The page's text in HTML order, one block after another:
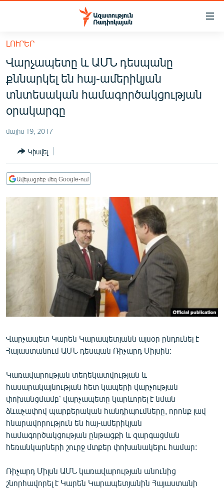
Մատչելիության
հիմնական
բովանդակությանը
Անցնել
հիմնական
մենյուին
Որոնում
ՀԱՅԱՍՏԱՆ
ՔԱՂԱՔԱԿԱՆ
ԸՆՏՐՈՒԹՅՈՒՆՆԵՐ 2026
ՏՆՏԵՍՈՒԹՅՈՒՆ
ՂԱՐԱԲԱՂ
ՊԱՏԵՐԱԶՄԻ 6 ՇԱԲԱԹՆԵՐԸ
ՏԱՐԱԾԱՇՐՋԱՆ
ՄԻՋԱԶԳԱՅԻՆ
ՄՇԱԿՈՒՅԹ
ՄԵԿՆԱԲԱՆՈՒԹՅՈՒՆ
ՏՏ ԵՒ ԻՆՏԵՐՆԵՏ
ԱՐԽԻՎ
ԲԱՆԱՎԵՃ
ՁԳՏԵԼՈՎ ԼԱՎԱԳՈՒՅՆԻՆ
ՓՈԴՔԱՍԹ
Հայերեն
Русский
ԼՈՒՐԵՐ
Վարչապետը և ԱՄՆ դեսպանը
քննարկել են հայ-ամերիկյան
տնտեսական համագործակցության
օրակարգը
մայիս 19, 2017
Կիսվել
Ավելացրեք մեզ Google-ում
Վարչապետ Կարեն Կարապետյանն այսօր ընդունել է
Հայաստանում ԱՄՆ դեսպան Ռիչարդ Միլսին:
Կառավարության տեղեկատվության և
հասարակայնության հետ կապերի վարչության
փոխանցմամբ՝ վարչապետը կարևորել է նման
ձևաչափով պարբերական հանդիպումները, որոնք լավ
հնարավորություն են հայ-ամերիկյան
համագործակցության ընթացքի և զարգացման
հեռանկարների շուրջ մտքեր փոխանակելու համար:
Ռիչարդ Միլսն ԱՄՆ կառավարության անունից
շնորհավորել է Կարեն Կարապետյանին Հայաստանի